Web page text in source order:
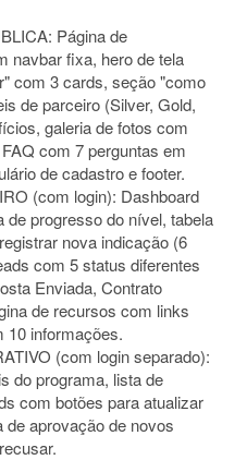
Página de
navbar fixa, hero de tela
com 3 cards, seção "como
de parceiro (Silver, Gold,
galeria de fotos com
com 7 perguntas em
de cadastro e footer.
(com login): Dashboard
progresso do nível, tabela
nova indicação (6
com 5 status diferentes
Enviada, Contrato
de recursos com links
10 informações.
(com login separado):
do programa, lista de
com botões para atualizar
aprovação de novos